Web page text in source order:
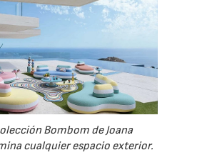
Bombom de Joana
cualquier espacio exterior.